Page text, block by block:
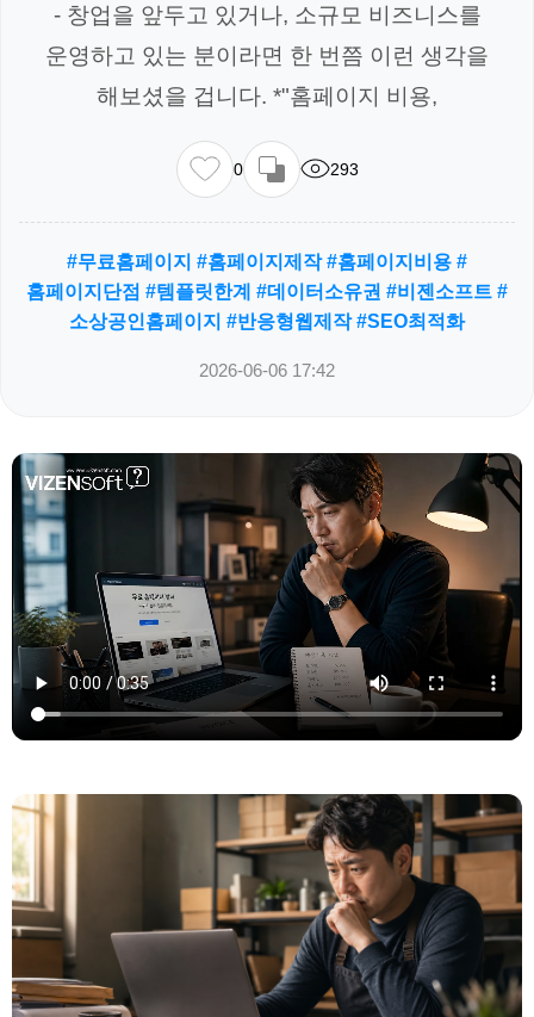
- 창업을 앞두고 있거나, 소규모 비즈니스를
운영하고 있는 분이라면 한 번쯤 이런 생각을
해보셨을 겁니다. *"홈페이지 비용,
0 293
#무료홈페이지 #홈페이지제작 #홈페이지비용 #
홈페이지단점 #템플릿한계 #데이터소유권 #비젠소프트 #
소상공인홈페이지 #반응형웹제작 #SEO최적화
2026-06-06 17:42